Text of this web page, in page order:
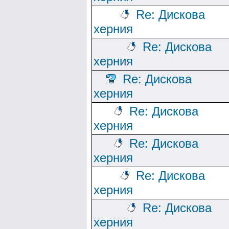
Re: Дискова
херния
Re: Дискова
херния
Re: Дискова
херния
Re: Дискова
херния
Re: Дискова
херния
Re: Дискова
херния
Re: Дискова
херния